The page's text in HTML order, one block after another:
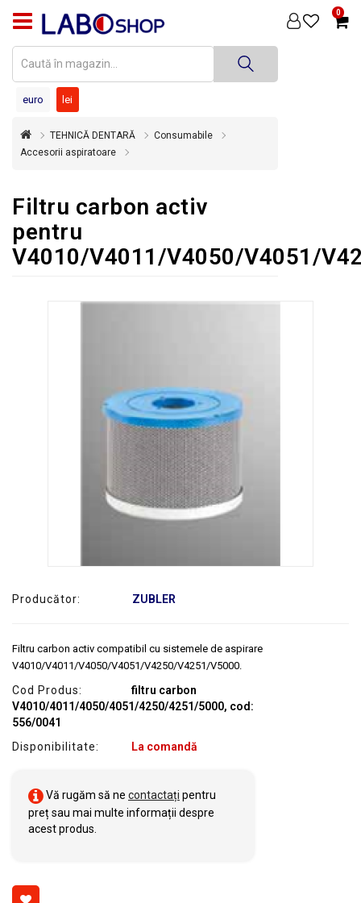
0
PRODUSE
DENTARĂ
DENTARĂ
STERILIZARE
SUPER
OFERTĂ
ECHIPAMENTE
euro lei
TEHNICĂ DENTARĂ
Consumabile
Accesorii aspiratoare
Filtru carbon activ
pentru
V4010/V4011/V4050/V4051/
Producător: ZUBLER
Filtru carbon activ compatibil cu sistemele de aspirare
V4010/V4011/V4050/V4051/V4250/V4251/V5000.
Cod Produs:
filtru carbon
V4010/4011/4050/4051/4250/4251/5000, cod:
556/0041
Disponibilitate:
La comandă
Vă rugăm să ne contactați pentru
preț sau mai multe informații despre
acest produs.